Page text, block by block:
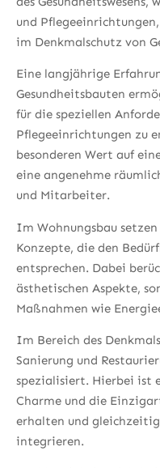
und
im Denkmalschutz von
Eine langjährige
Gesundheitsbauten
für die speziellen
Pflegeeinrichtungen zu
besonderen Wert auf
eine angenehme
und Mitarbeiter.
Im Wohnungsbau
Konzepte, die den
entsprechen. Dabei
ästhetischen Aspekte,
Maßnahmen wie
Im Bereich des
Sanierung und
spezialisiert. Hierbei ist
Charme und die
erhalten und
integrieren.